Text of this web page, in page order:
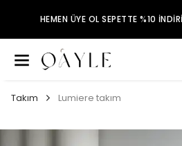
HEMEN ÜYE OL SEPETTE %10
Takım Lumiere takım